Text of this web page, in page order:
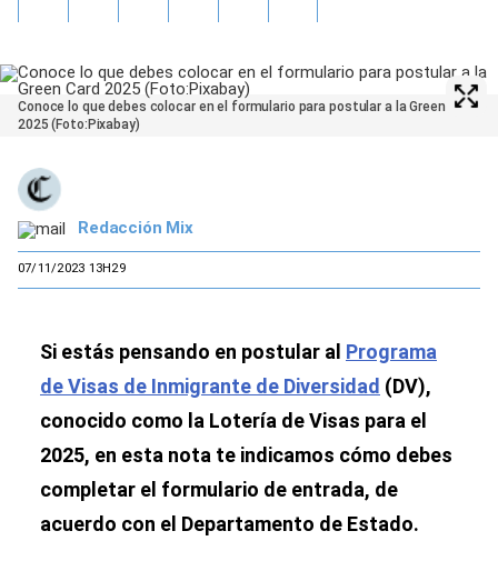
Conoce lo que debes colocar en el formulario para postular a la Green Card
2025 (Foto:Pixabay)
Redacción Mix
07/11/2023 13H29
Si estás pensando en postular al Programa
de Visas de Inmigrante de Diversidad (DV),
conocido como la Lotería de Visas para el
2025, en esta nota te indicamos cómo debes
completar el formulario de entrada, de
acuerdo con el Departamento de Estado.